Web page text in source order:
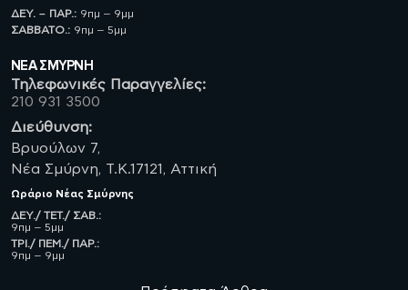
ΔΕΥ. – ΠΑΡ.: 9πμ – 9μμ
ΣΑΒBATO.: 9πμ – 5μμ
ΝΈΑ ΣΜΥΡΝΗ
Τηλεφωνικές Παραγγελίες:
210 931 3500
Διεύθυνση:
Βρυούλων 7,
Νέα Σμύρνη, Τ.Κ.17121, Αττική
Ωράριο Νέας Σμύρνης
ΔΕΥ./ ΤΕΤ./ ΣΑΒ.:
9πμ – 5μμ
ΤΡΙ./ ΠΕΜ./ ΠΑΡ.:
9πμ – 9μμ